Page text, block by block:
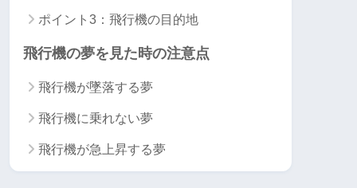
ポイント3：飛行機の目的地
飛行機の夢を見た時の注意点
飛行機が墜落する夢
飛行機に乗れない夢
飛行機が急上昇する夢